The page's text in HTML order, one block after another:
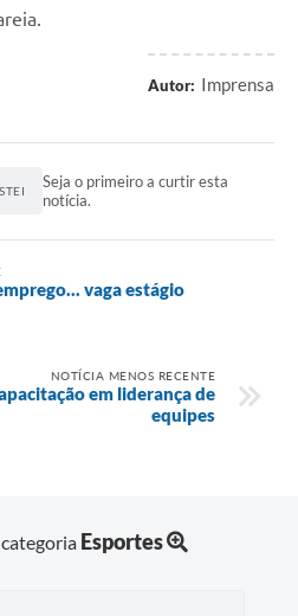
Autor: Imprensa
Seja o primeiro a curtir esta
notícia.
vaga estágio
NOTÍCIA MENOS RECENTE
em liderança de
equipes
Esportes